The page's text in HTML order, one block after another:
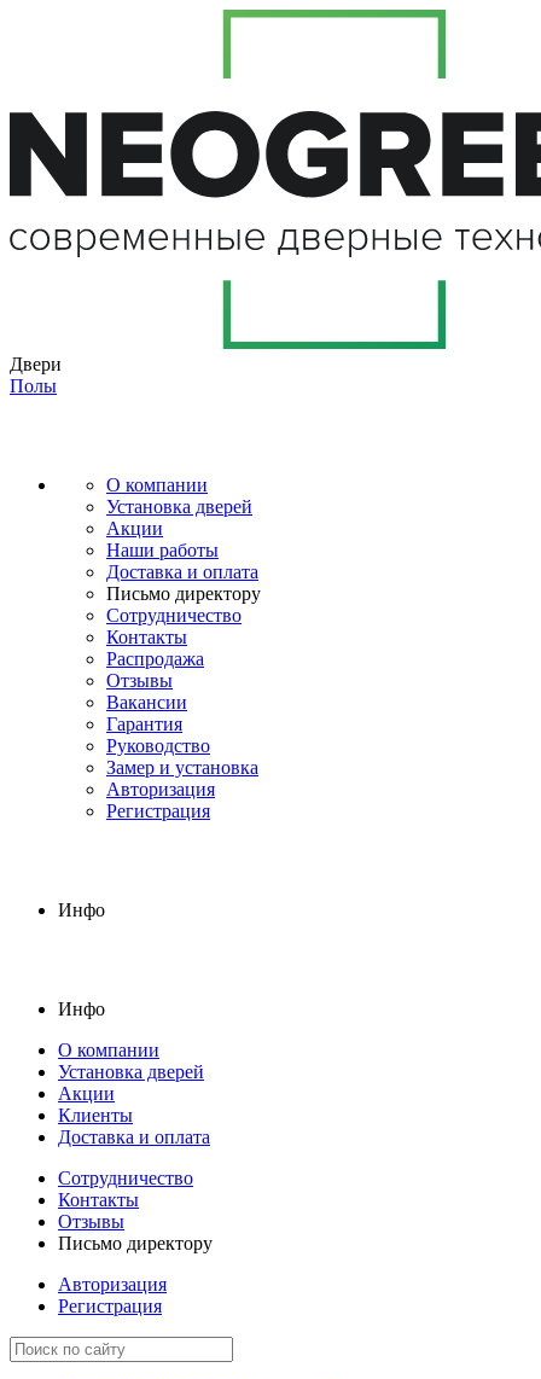
Двери
Полы
О компании
Установка дверей
Акции
Наши работы
Доставка и оплата
Письмо директору
Сотрудничество
Контакты
Распродажа
Отзывы
Вакансии
Гарантия
Руководство
Замер и установка
Авторизация
Регистрация
Инфо
Инфо
О компании
Установка дверей
Акции
Клиенты
Доставка и оплата
Сотрудничество
Контакты
Отзывы
Письмо директору
Авторизация
Регистрация